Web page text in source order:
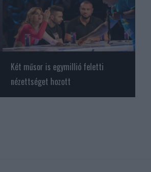
Két műsor is egymillió feletti
nézettséget hozott